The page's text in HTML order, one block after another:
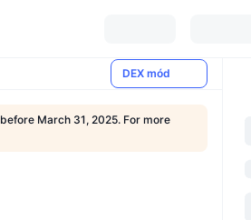
DEX mód
March 31, 2025. For more